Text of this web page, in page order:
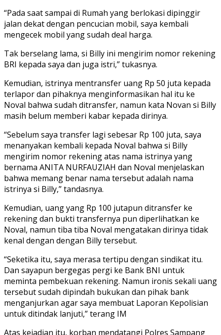
“Pada saat sampai di Rumah yang berlokasi dipinggir
jalan dekat dengan pencucian mobil, saya kembali
mengecek mobil yang sudah deal harga.
Tak berselang lama, si Billy ini mengirim nomor rekening
BRI kepada saya dan juga istri,” tukasnya.
Kemudian, istrinya mentransfer uang Rp 50 juta kepada
terlapor dan pihaknya menginformasikan hal itu ke
Noval bahwa sudah ditransfer, namun kata Novan si Billy
masih belum memberi kabar kepada dirinya.
“Sebelum saya transfer lagi sebesar Rp 100 juta, saya
menanyakan kembali kepada Noval bahwa si Billy
mengirim nomor rekening atas nama istrinya yang
bernama ANITA NURFAUZIAH dan Noval menjelaskan
bahwa memang benar nama tersebut adalah nama
istrinya si Billy,” tandasnya.
Kemudian, uang yang Rp 100 jutapun ditransfer ke
rekening dan bukti transfernya pun diperlihatkan ke
Noval, namun tiba tiba Noval mengatakan dirinya tidak
kenal dengan dengan Billy tersebut.
“Seketika itu, saya merasa tertipu dengan sindikat itu.
Dan sayapun bergegas pergi ke Bank BNI untuk
meminta pembekuan rekening. Namun ironis sekali uang
tersebut sudah dipindah bukukan dan pihak bank
menganjurkan agar saya membuat Laporan Kepolisian
untuk ditindak lanjuti,” terang IM
Atas kejadian itu, korban mendatangi Polres Sampang